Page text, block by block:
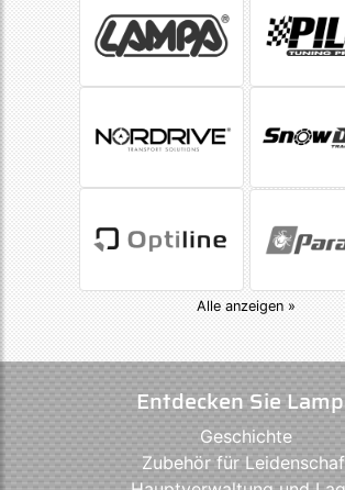
Alle anzeigen »
Entdecken Sie
Geschichte
Zubehör für